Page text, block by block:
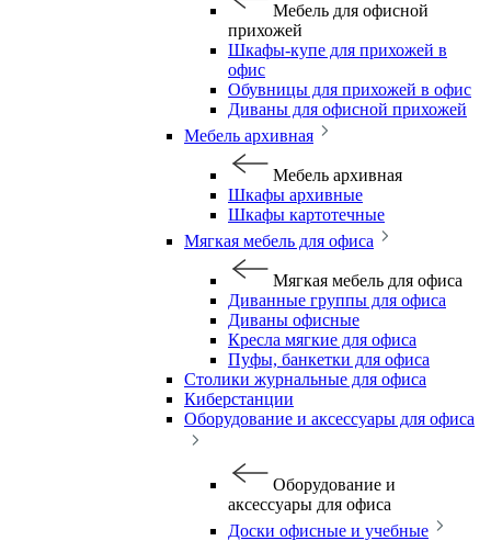
Мебель для офисной
прихожей
Шкафы-купе для прихожей в
офис
Обувницы для прихожей в офис
Диваны для офисной прихожей
Мебель архивная
Мебель архивная
Шкафы архивные
Шкафы картотечные
Мягкая мебель для офиса
Мягкая мебель для офиса
Диванные группы для офиса
Диваны офисные
Кресла мягкие для офиса
Пуфы, банкетки для офиса
Столики журнальные для офиса
Киберстанции
Оборудование и аксессуары для офиса
Оборудование и
аксессуары для офиса
Доски офисные и учебные